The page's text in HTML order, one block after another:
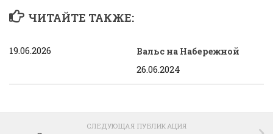
ЧИТАЙТЕ ТАКЖЕ:
19.06.2026 Вальс на Набережной
26.06.2024
СЛЕДУЮЩАЯ ПУБЛИКАЦИЯ